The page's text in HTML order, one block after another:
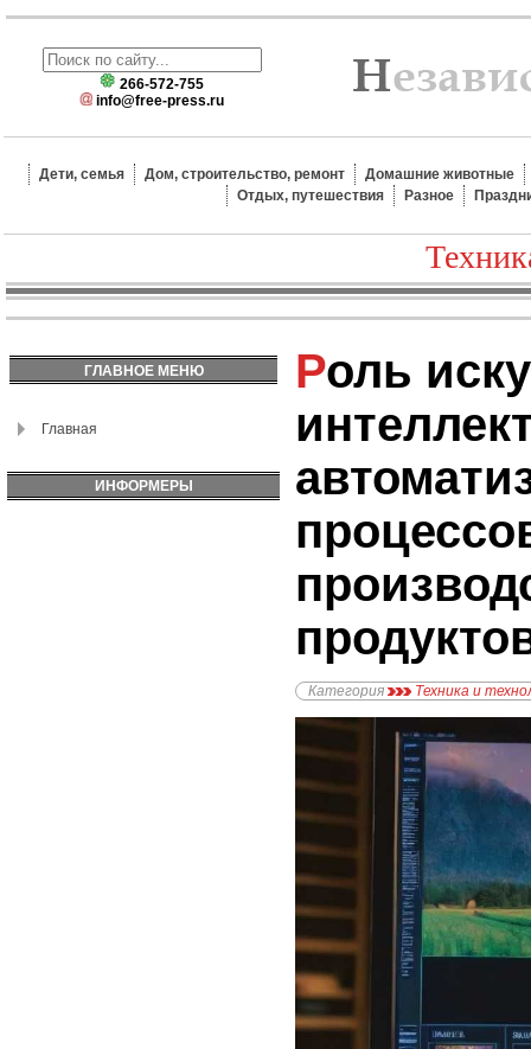
266-572-755
info@free-press.ru
Дети, семья Дом, строительство, ремонт
Домашние животные
Отдых, путешествия
Разное
ГЛАВНОЕ МЕНЮ
Главная
ИНФОРМЕРЫ
Роль искусственного
Категория Техника и